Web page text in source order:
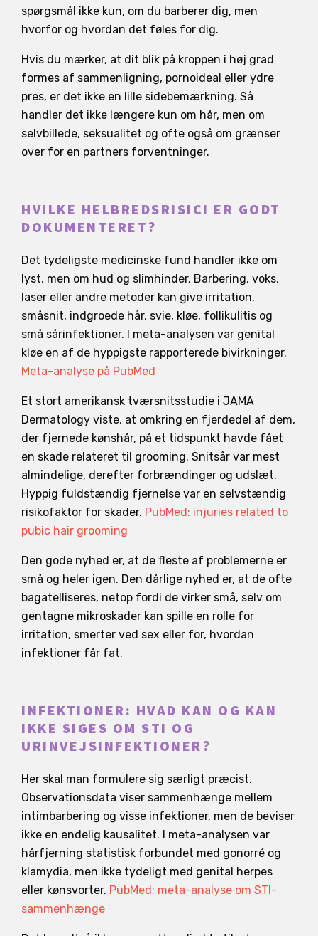
spørgsmål ikke kun, om du barberer dig, men
hvorfor og hvordan det føles for dig.
Hvis du mærker, at dit blik på kroppen i høj grad
formes af sammenligning, pornoideal eller ydre
pres, er det ikke en lille sidebemærkning. Så
handler det ikke længere kun om hår, men om
selvbillede, seksualitet og ofte også om grænser
over for en partners forventninger.
HVILKE HELBREDSRISICI ER GODT
DOKUMENTERET?
Det tydeligste medicinske fund handler ikke om
lyst, men om hud og slimhinder. Barbering, voks,
laser eller andre metoder kan give irritation,
småsnit, indgroede hår, svie, kløe, follikulitis og
små sårinfektioner. I meta-analysen var genital
kløe en af de hyppigste rapporterede bivirkninger.
Meta-analyse på PubMed
Et stort amerikansk tværsnitsstudie i JAMA
Dermatology viste, at omkring en fjerdedel af dem,
der fjernede kønshår, på et tidspunkt havde fået
en skade relateret til grooming. Snitsår var mest
almindelige, derefter forbrændinger og udslæt.
Hyppig fuldstændig fjernelse var en selvstændig
risikofaktor for skader. PubMed: injuries related to
pubic hair grooming
Den gode nyhed er, at de fleste af problemerne er
små og heler igen. Den dårlige nyhed er, at de ofte
bagatelliseres, netop fordi de virker små, selv om
gentagne mikroskader kan spille en rolle for
irritation, smerter ved sex eller for, hvordan
infektioner får fat.
INFEKTIONER: HVAD KAN OG KAN
IKKE SIGES OM STI OG
URINVEJSINFEKTIONER?
Her skal man formulere sig særligt præcist.
Observationsdata viser sammenhænge mellem
intimbarbering og visse infektioner, men de beviser
ikke en endelig kausalitet. I meta-analysen var
hårfjerning statistisk forbundet med gonorré og
klamydia, men ikke tydeligt med genital herpes
eller kønsvorter. PubMed: meta-analyse om STI-
sammenhænge